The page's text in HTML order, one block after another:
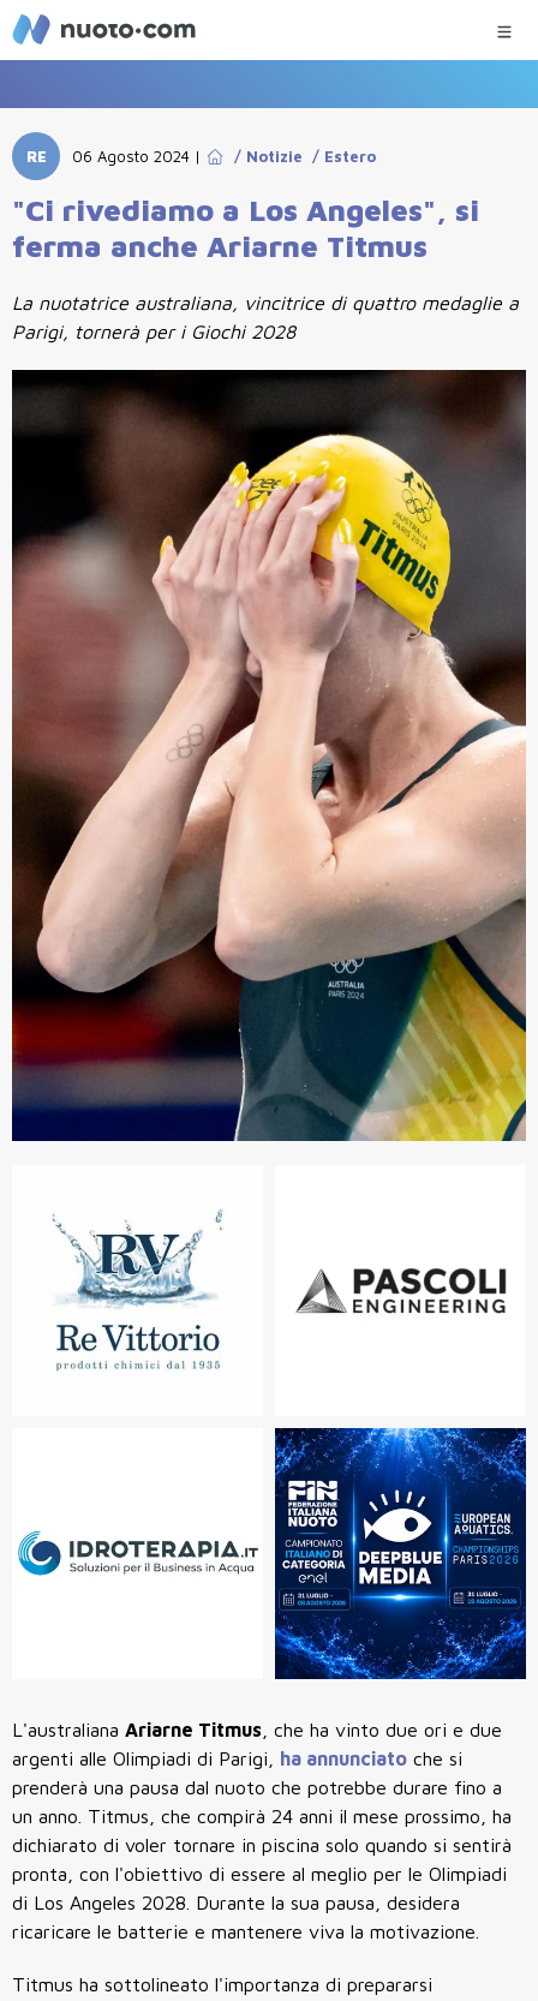
RE 06 Agosto 2024 | / Notizie / Estero
"Ci rivediamo a Los Angeles", si
ferma anche Ariarne Titmus
La nuotatrice australiana, vincitrice di quattro medaglie a
Parigi, tornerà per i Giochi 2028
L'australiana Ariarne Titmus , che ha vinto due ori e due
argenti alle Olimpiadi di Parigi, ha annunciato che si
prenderà una pausa dal nuoto che potrebbe durare fino a
un anno. Titmus, che compirà 24 anni il mese prossimo, ha
dichiarato di voler tornare in piscina solo quando si sentirà
pronta, con l'obiettivo di essere al meglio per le Olimpiadi
di Los Angeles 2028. Durante la sua pausa, desidera
ricaricare le batterie e mantenere viva la motivazione.
Titmus ha sottolineato l'importanza di prepararsi